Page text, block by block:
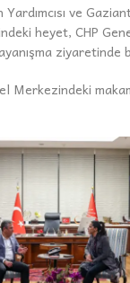
Yardımcısı ve
heyet, CHP
ziyaretinde
Merkezindeki